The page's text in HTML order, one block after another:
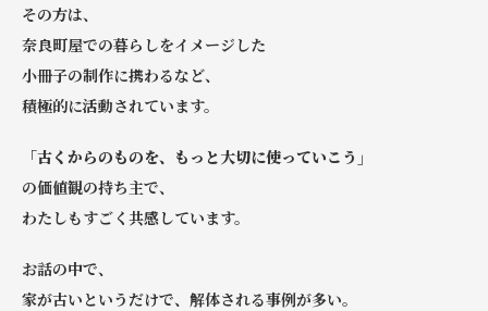
その方は、
奈良町屋での暮らしをイメージした
小冊子の制作に携わるなど、
積極的に活動されています。
「古くからのものを、もっと大切に使っていこう」
の価値観の持ち主で、
わたしもすごく共感しています。
お話の中で、
家が古いというだけで、解体される事例が多い。